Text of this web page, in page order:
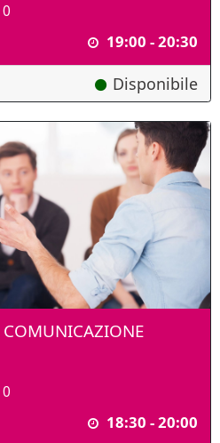
19:00 - 20:30
Disponibile
18:30 - 20:00